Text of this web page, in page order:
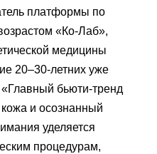
платформы по
«‎Ко-Лаб»‎,
медицины
20–30-летних уже
бьюти-тренд
и осознанный
уделяется
процедурам,